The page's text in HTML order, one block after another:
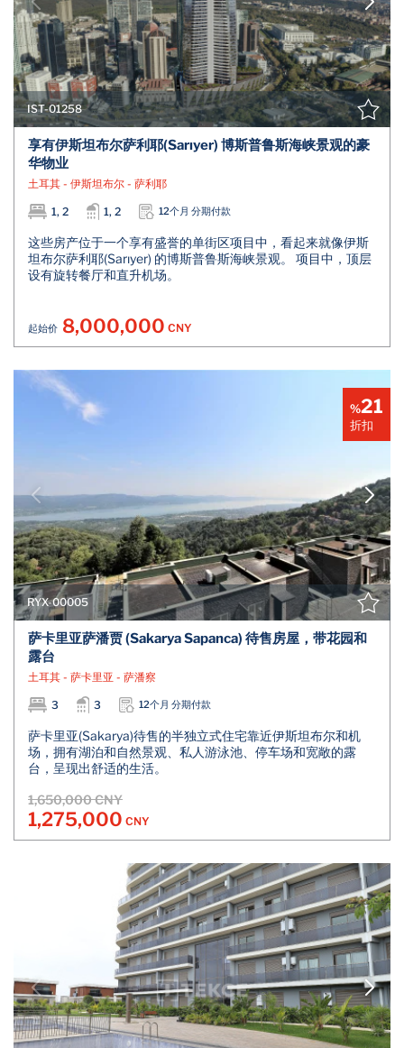
IST-01258
享有伊斯坦布尔萨利耶(Sarıyer) 博斯普鲁斯海峡景观的豪
华物业
土耳其 - 伊斯坦布尔 - 萨利耶
1, 2 1, 2 12个月 分期付款
这些房产位于一个享有盛誉的单街区项目中，看起来就像伊斯
坦布尔萨利耶(Sarıyer) 的博斯普鲁斯海峡景观。 项目中，顶层
设有旋转餐厅和直升机场。
起始价 8,000,000 CNY
%21
折扣
RYX-00005
萨卡里亚萨潘贾 (Sakarya Sapanca) 待售房屋，带花园和
露台
土耳其 - 萨卡里亚 - 萨潘察
3 3 12个月 分期付款
萨卡里亚(Sakarya)待售的半独立式住宅靠近伊斯坦布尔和机
场，拥有湖泊和自然景观、私人游泳池、停车场和宽敞的露
台，呈现出舒适的生活。
1,650,000 CNY
1,275,000 CNY